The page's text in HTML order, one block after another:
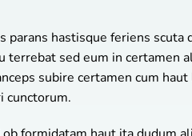
hastisque feriens scuta
terrebat sed eum in certamen
subire certamen cum
cunctorum.